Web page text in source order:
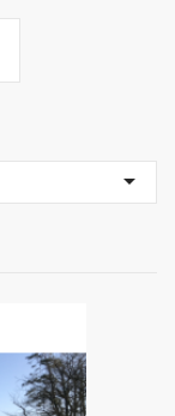
